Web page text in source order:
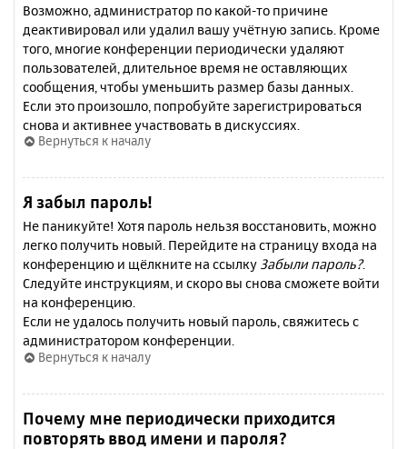
Возможно, администратор по какой-то причине
деактивировал или удалил вашу учётную запись. Кроме
того, многие конференции периодически удаляют
пользователей, длительное время не оставляющих
сообщения, чтобы уменьшить размер базы данных.
Если это произошло, попробуйте зарегистрироваться
снова и активнее участвовать в дискуссиях.
Вернуться к началу
Я забыл пароль!
Не паникуйте! Хотя пароль нельзя восстановить, можно
легко получить новый. Перейдите на страницу входа на
конференцию и щёлкните на ссылку Забыли пароль?.
Следуйте инструкциям, и скоро вы снова сможете войти
на конференцию.
Если не удалось получить новый пароль, свяжитесь с
администратором конференции.
Вернуться к началу
Почему мне периодически приходится
повторять ввод имени и пароля?